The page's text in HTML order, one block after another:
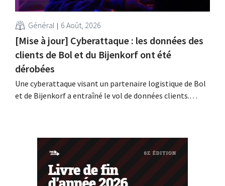
Général 6 Août, 2026
[Mise à jour] Cyberattaque : les données des
clients de Bol et du Bijenkorf ont été
dérobées
Une cyberattaque visant un partenaire logistique de Bol
et de Bijenkorf a entraîné le vol de données clients.